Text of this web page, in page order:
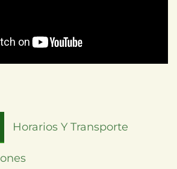
Horarios Y Transporte